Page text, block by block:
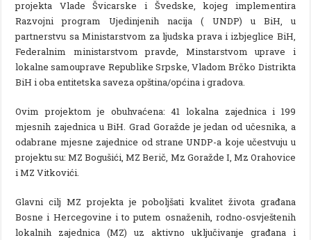
projekta Vlade Švicarske i Švedske, kojeg implementira
Razvojni program Ujedinjenih nacija ( UNDP) u BiH, u
partnerstvu sa Ministarstvom za ljudska prava i izbjeglice BiH,
Federalnim ministarstvom pravde, Minstarstvom uprave i
lokalne samouprave Republike Srpske, Vladom Brčko Distrikta
BiH i oba entitetska saveza opština/općina i gradova.
Ovim projektom je obuhvaćena: 41 lokalna zajednica i 199
mjesnih zajednica u BiH. Grad Goražde je jedan od učesnika, a
odabrane mjesne zajednice od strane UNDP-a koje učestvuju u
projektu su: MZ Bogušići, MZ Berič, Mz Goražde I, Mz Orahovice
i MZ Vitkovići.
Glavni cilj MZ projekta je poboljšati kvalitet života građana
Bosne i Hercegovine i to putem osnaženih, rodno-osvještenih
lokalnih zajednica (MZ) uz aktivno uključivanje građana i